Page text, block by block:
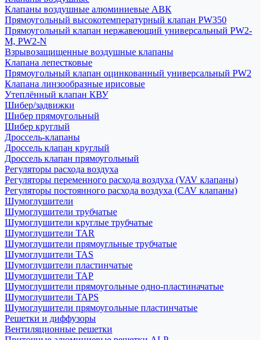
Клапаны воздушные алюминиевые АВК
Прямоугольный высокотемпературный клапан PW350
Прямоугольный клапан нержавеющий универсальный PW2-
M, PW2-N
Взрывозащищенные воздушные клапаны
Клапана лепестковые
Прямоугольный клапан оцинкованный универсальный PW2
Клапана линзообразные ирисовые
Утеплённый клапан КВУ
Шибер/задвижки
Шибер прямоугольный
Шибер круглый
Дроссель-клапаны
Дроссель клапан круглый
Дроссель клапан прямоугольный
Регуляторы расхода воздуха
Регуляторы переменного расхода воздуха (VAV клапаны)
Регуляторы постоянного расхода воздуха (CAV клапаны)
Шумоглушители
Шумоглушители трубчатые
Шумоглушители круглые трубчатые
Шумоглушители TAR
Шумоглушители прямоугльные трубчатые
Шумоглушители TAS
Шумоглушители пластинчатые
Шумоглушители TAP
Шумоглушители прямоугольные одно-пластиначатые
Шумоглушители TAPS
Шумоглушители прямоугольные пластинчатые
Решетки и диффузоры
Вентиляционные решетки